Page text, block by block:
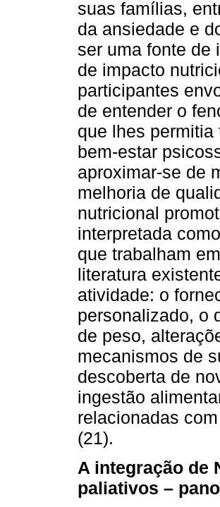
suas famílias,
da ansiedade e
ser uma fonte de
de impacto
participantes
de entender o
que lhes
bem-estar
aproximar-se de
melhoria de
nutricional
interpretada
que trabalham
literatura
atividade: o
personalizado, o
de peso,
mecanismos de
descoberta de
ingestão
relacionadas
(21).
A integração de
paliativos –